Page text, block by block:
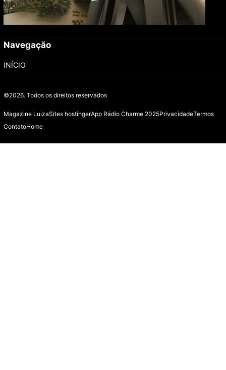
Navegação
INÍCIO
©2026. Todos os direitos reservados
Magazine LuizaSites hostingerApp Rádio Charme 2025PrivacidadeTermos
ContatoHome